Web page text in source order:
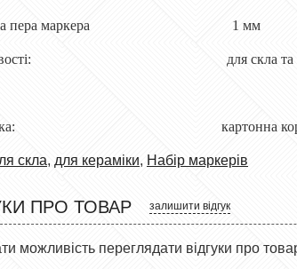
пера маркера 1 мм
для скла та
картонна
скла, для кераміки, Набір маркерів
ПРО ТОВАР залишити відгук
можливість переглядати відгуки про